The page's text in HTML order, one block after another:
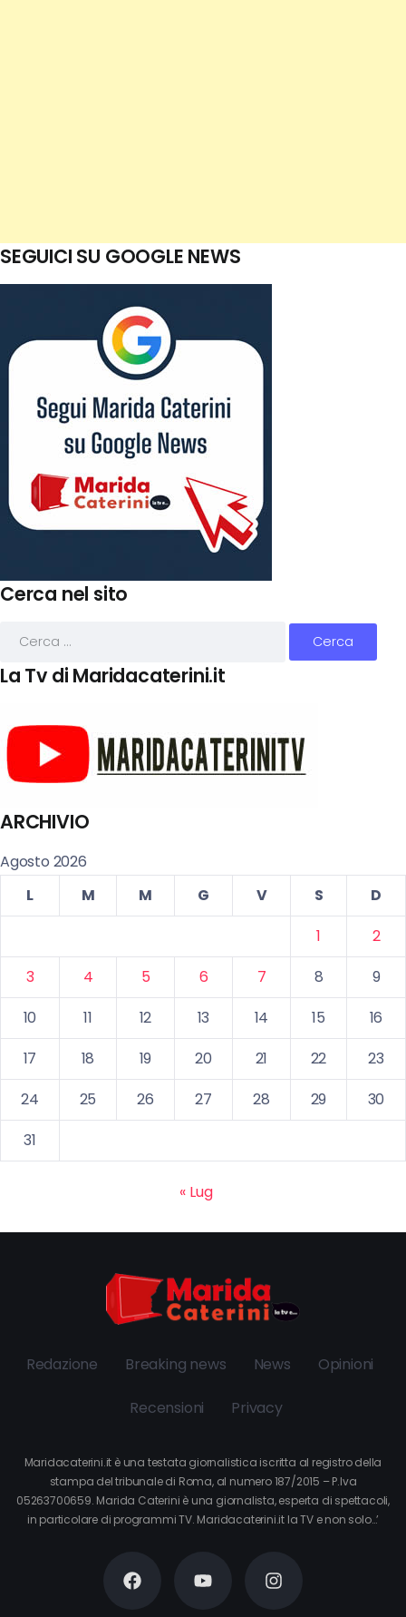
SEGUICI SU GOOGLE NEWS
Cerca nel sito
La Tv di Maridacaterini.it
ARCHIVIO
Agosto 2026
L
M M G V S
D
1
2
3
4 5 6 7 8
9
10
11 12 13 14 15
16
17
18 19 20 21 22
23
24
25 26 27 28 29
30
31
« Lug
Redazione Breaking news News Opinioni
Recensioni Privacy
Maridacaterini.it è una testata giornalistica iscritta al registro della
stampa del tribunale di Roma, al numero 187/2015 – P.Iva
05263700659. Marida Caterini è una giornalista, esperta di spettacoli,
in particolare di programmi TV. Maridacaterini.it la TV e non solo…’